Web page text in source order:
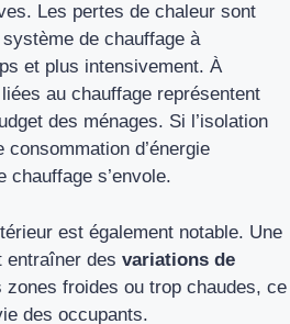
Les pertes de chaleur sont
de chauffage à
et plus intensivement. À
au chauffage représentent
des ménages. Si l’isolation
consommation d’énergie
chauffage s’envole.
est également notable. Une
entraîner des variations de
zones froides ou trop chaudes, ce
des occupants.